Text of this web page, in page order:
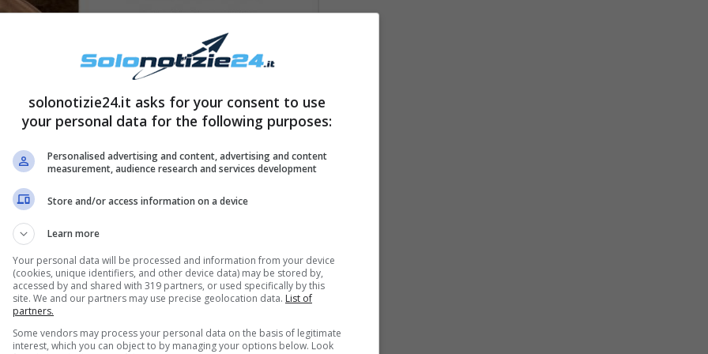
sul set del singolo
Come ha raccontato
i due è scattata una vera e propria scintilla e
il rapper milanese, Elodie ha avuto una
, conosciuto nel talent di Canale 5,
solonotizie24.it asks for your consent to use
your personal data for the following purposes:
Personalised advertising and content, advertising and content
measurement, audience research and services development
Store and/or access information on a device
Learn more
Your personal data will be processed and information from your device
(cookies, unique identifiers, and other device data) may be stored by,
accessed by and shared with 319 partners, or used specifically by this
site. We and our partners may use precise geolocation data. List of
partners.
Some vendors may process your personal data on the basis of legitimate
interest, which you can object to by managing your options below. Look